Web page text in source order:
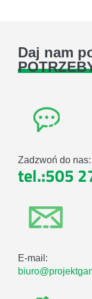
Daj nam
Zadzwoń do nas:
tel.:505
E-mail: